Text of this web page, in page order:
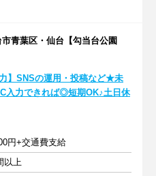
青葉区・仙台【勾当台公園
力】SNSの運用・投稿など★未
入力できれば◎短期OK♪土日休
円+交通費支給
以上